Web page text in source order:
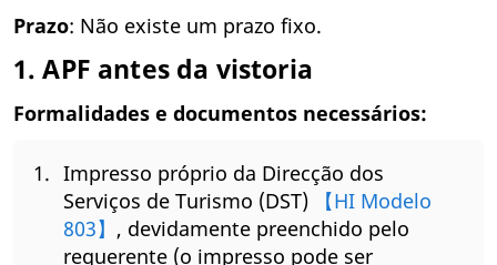
Prazo: Não existe um prazo fixo.
1. APF antes da vistoria
Formalidades e documentos necessários:
Impresso próprio da Direcção dos
Serviços de Turismo (DST)
【HI Modelo
803】 , devidamente preenchido pelo
requerente (o impresso pode ser